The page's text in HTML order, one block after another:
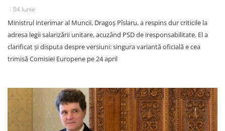
04 Iunie
Ministrul interimar al Muncii, Dragoș Pîslaru, a respins dur criticile la
adresa legii salarizării unitare, acuzând PSD de iresponsabilitate. El a
clarificat și disputa despre versiuni: singura variantă oficială e cea
trimisă Comisiei Europene pe 24 april